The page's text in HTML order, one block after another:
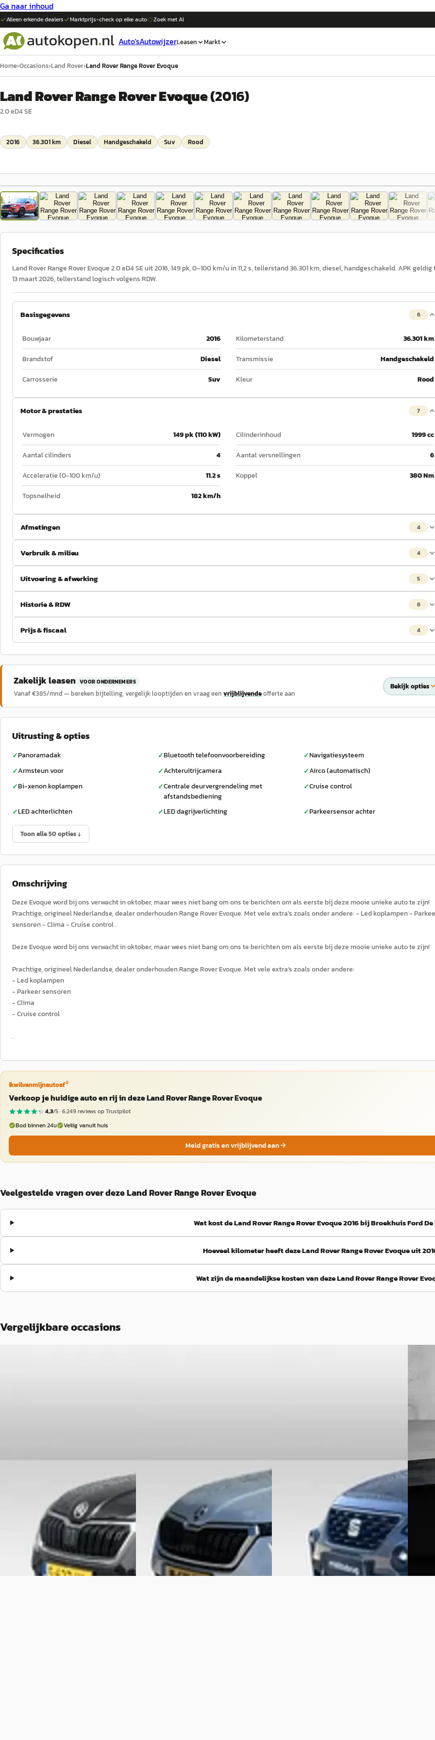
Ga naar inhoud
Alleen erkende dealers Marktprijs-check op elkeauto Zoek met AI
Auto'sAutowijzerLeasen Markt
Home›Occasions›Land Rover›Land Rover Range Rover Evoque
Land Rover Range Rover Evoque(2016)
2.0 eD4 SE
2016 36.301 km Diesel Handgeschakeld Suv Rood
1
Specificaties
Land Rover Range Rover Evoque 2.0 eD4 SE uit 2016, 149 pk, 0–100 km/u in 11,2 s, tellerstand 36.301 km, diesel, handgeschakeld. APK geldig
13 maart 2026, tellerstand logisch volgens RDW.
Basisgegevens 6
Bouwjaar 2016 Kilometerstand
36.301 km
Brandstof
Diesel Transmissie
Handgeschakeld
Carrosserie
Suv Kleur Rood
Motor & prestaties 7
Vermogen 149 pk (110 kW) Cilinderinhoud
1999 cc
Aantal cilinders
4 Aantal versnellingen
6
Acceleratie (0-100 km/u)
11.2 s Koppel
380 Nm
Topsnelheid
182 km/h
Afmetingen 4
Verbruik & milieu 4
Uitvoering & afwerking 5
Historie & RDW 6
Prijs & fiscaal 4
Zakelijk leasen VOOR ONDERNEMERS
Vanaf €385/mnd — bereken bijtelling, vergelijk looptijden en vraag een vrijblijvendeofferte aan
Bekijk opties
Uitrusting & opties
✓Panoramadak ✓Bluetooth telefoonvoorbereiding ✓Navigatiesysteem
✓Armsteun voor ✓Achteruitrijcamera ✓Airco (automatisch)
✓Bi-xenon koplampen ✓Centrale deurvergrendeling met
afstandsbediening
✓Cruise control
✓LED achterlichten ✓LED dagrijverlichting ✓Parkeersensor achter
Toon alle 50 opties ↓
Omschrijving
Deze Evoque word bij ons verwacht in oktober, maar wees niet bang om ons te berichten om als eerste bij deze mooie unieke auto te zijn!
Prachtige, origineel Nederlandse, dealer onderhouden Range Rover Evoque. Met vele extra’s zoals onder andere: - Led koplampen -
sensoren - Clima - Cruise control .
Deze Evoque word bij ons verwacht in oktober, maar wees niet bang om ons te berichten om als eerste bij deze mooie unieke auto te zijn!
Prachtige, origineel Nederlandse, dealer onderhouden Range Rover Evoque. Met vele extra’s zoals onder andere:
- Led koplampen
- Parkeer sensoren
- Clima
- Cruise control
.
ikwilvanmijnautoaf®
Verkoop je huidige auto en rij in deze Land Rover Range Rover Evoque
4,3/5 ·6.249reviews op Trustpilot
Bod binnen 24u
Veilig vanuit huis
Meld gratis en vrijblijvend aan
Veelgestelde vragen over deze Land Rover Range Rover Evoque
Wat kost de Land Rover Range Rover Evoque 2016 bij Broekhuis Ford
Hoeveel kilometer heeft deze Land Rover Range Rover Evoque uit
Wat zijn de maandelijkse kosten van deze Land Rover Range Rover
Vergelijkbare occasions
· Den Haag
Bekijk aanbieding →
Wittebrug Forepark VAG· Den Haag
Bekijk aanbieding →
2021 · 54.117 km · Benzine · Automaat
· Den Haag
Bekijk aanbieding →
2023 ·